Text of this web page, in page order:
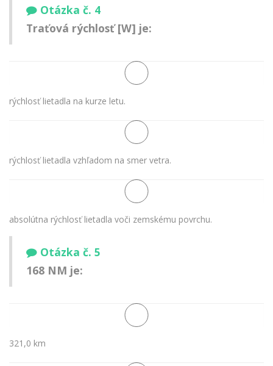
Otázka č. 4
Traťová rýchlosť [W] je:
rýchlosť lietadla na kurze letu.
rýchlosť lietadla vzhľadom na smer vetra.
absolútna rýchlosť lietadla voči zemskému povrchu.
Otázka č. 5
168 NM je:
321,0 km